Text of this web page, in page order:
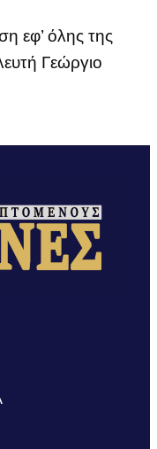
εφ’ όλης της
Γεώργιο